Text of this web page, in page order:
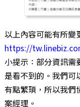
以上內容可能有所變
https://
小提示：部分資訊需
是看不到的。我們可
有點繁瑣，所以我們
案經理。